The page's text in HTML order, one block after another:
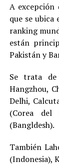
A excepción
que se
ranking
están
Pakistán y
Se trata de
Hangzhou,
Delhi,
(Corea
(Bangldesh).
También
(Indonesia),